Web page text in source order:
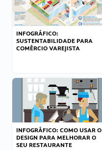
INFOGRÁFICO:
SUSTENTABILIDADE PARA
COMÉRCIO VAREJISTA
INFOGRÁFICO: COMO USAR O
DESIGN PARA MELHORAR O
SEU RESTAURANTE